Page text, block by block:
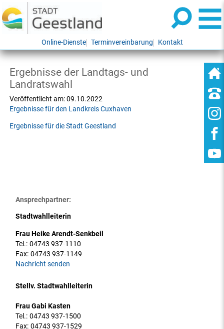
Online-Dienste Terminvereinbarung Kontakt
Ergebnisse der Landtags- und
Landratswahl
Veröffentlicht am:09.10.2022
Ergebnisse für den Landkreis Cuxhaven
Ergebnisse für die Stadt Geestland
Ansprechpartner:
Stadtwahlleiterin
Frau Heike Arendt-Senkbeil
Tel.: 04743 937-1110
Fax: 04743 937-1149
Nachricht senden
Stellv. Stadtwahlleiterin
Frau Gabi Kasten
Tel.: 04743 937-1500
Fax: 04743 937-1529